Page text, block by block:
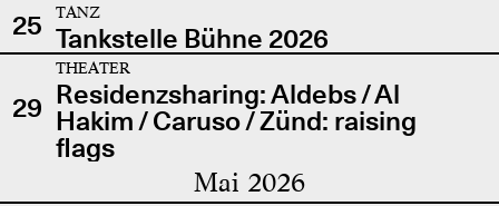
25
TANZ
Tankstelle Bühne 2026
29
THEATER
Residenzsharing: Aldebs / Al
Hakim / Caruso / Zünd: raising
flags
Mai 2026